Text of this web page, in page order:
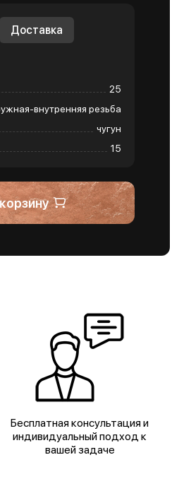
Доставка
25
внутренняя резьба
чугун
15
Бесплатная консультация и
индивидуальный подход к
вашей задаче